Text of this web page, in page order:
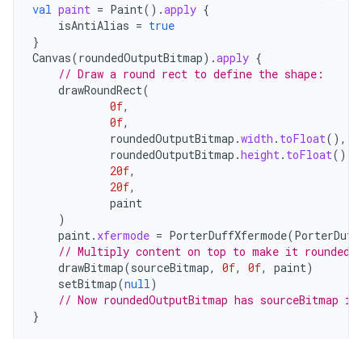
val paint = Paint().apply {
isAntiAlias = true
}
Canvas(roundedOutputBitmap).apply {
// Draw a round rect to define the shape:
drawRoundRect(
0f,
0f,
roundedOutputBitmap .width . toFloat(),
roundedOutputBitmap .height . toFloat(),
20f,
20f,
paint
)
paint . xfermode = PorterDuffXfermode(PorterDuff
// Multiply content on top to make it rounded.
drawBitmap(sourceBitmap, 0f, 0f, paint)
setBitmap(null )
// Now roundedOutputBitmap has
}